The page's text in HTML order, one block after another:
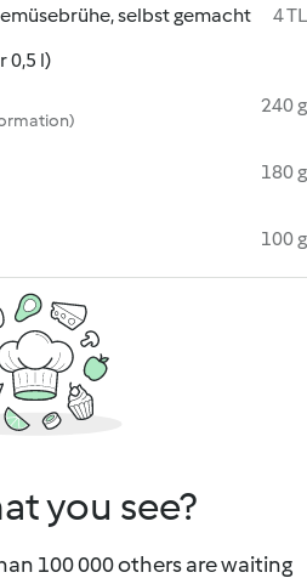
selbst gemacht
4 TL
0,5 l)
240 g
180 g
100 g
you see?
100 000 others are waiting